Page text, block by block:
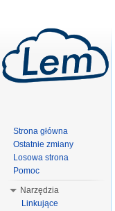
Strona główna
Ostatnie zmiany
Losowa strona
Pomoc
Narzędzia
Linkujące